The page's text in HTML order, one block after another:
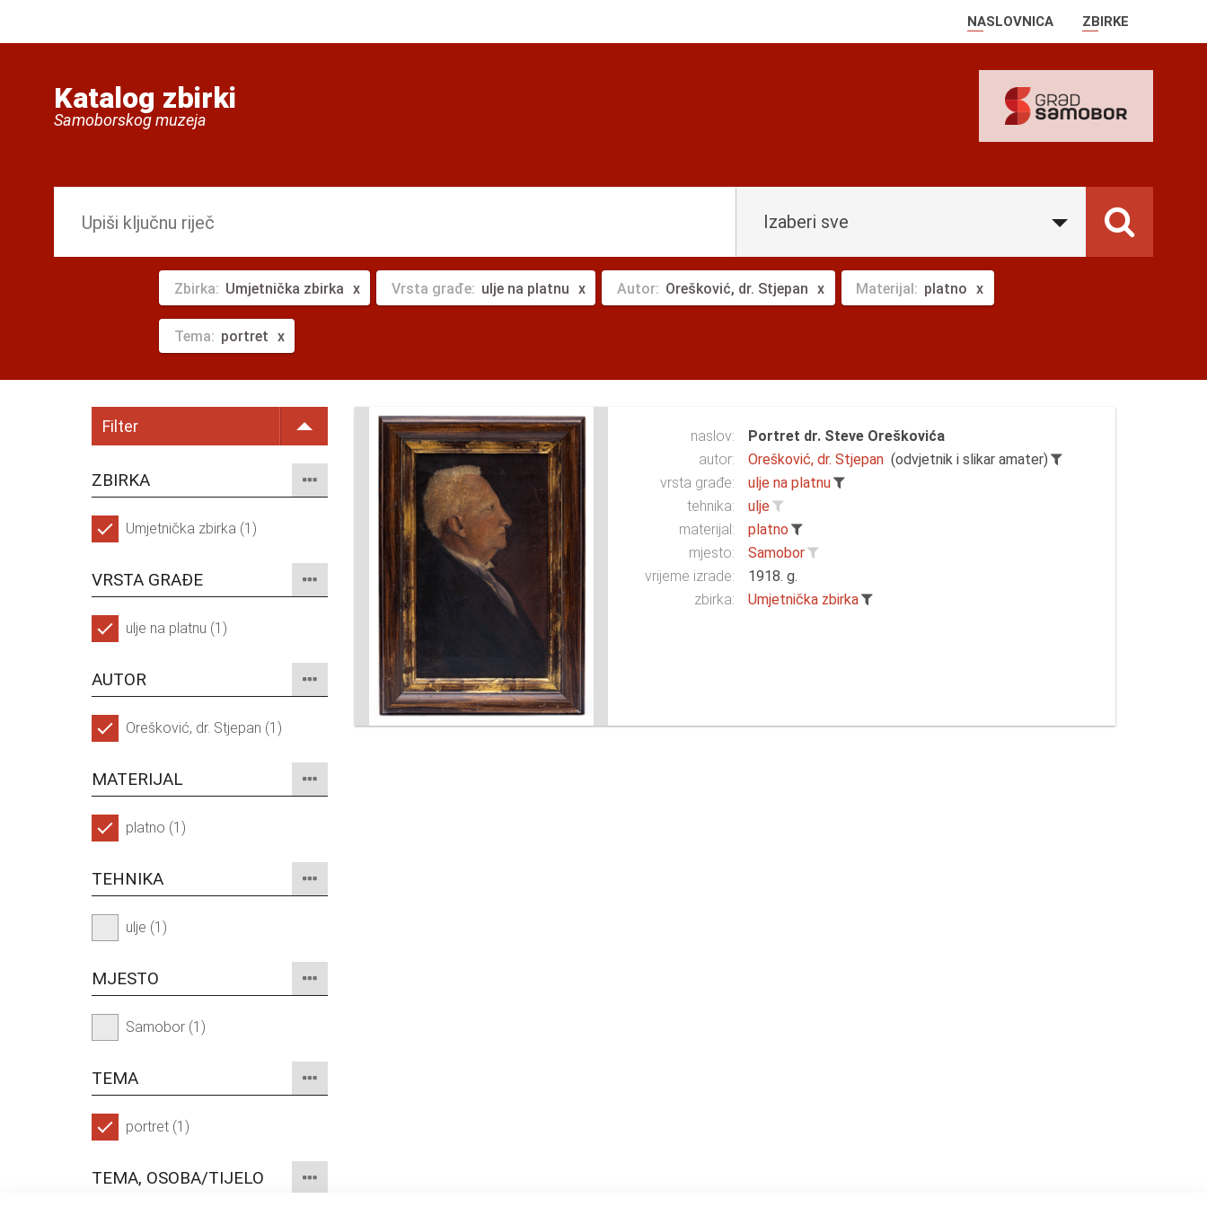
NASLOVNICA ZBIRKE
Katalog zbirki
Samoborskog muzeja
Izaberi sve
Zbirka: Umjetnička zbirka Vrsta građe: ulje na platnu Autor: Orešković, dr. Stjepan Materijal: platno
Tema: portret
Filter
ZBIRKA
Umjetnička zbirka (1)
VRSTA GRAĐE
ulje na platnu (1)
AUTOR
Orešković, dr. Stjepan (1)
MATERIJAL
platno (1)
TEHNIKA
ulje (1)
MJESTO
Samobor (1)
TEMA
portret (1)
TEMA, OSOBA/TIJELO
naslov:
Portret dr. Steve Oreškovića
autor:
Orešković, dr. Stjepan (odvjetnik i slikar amater)
vrsta građe:
ulje na platnu
tehnika:
ulje
materijal:
platno
mjesto:
Samobor
vrijeme izrade:
1918. g.
zbirka:
Umjetnička zbirka